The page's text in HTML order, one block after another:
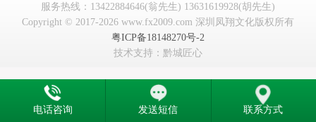
服务热线：13422884646(翁先生) 13631619928(胡先生)
Copyright © 2017-2026 www.fx2009.com 深圳凤翔文化版权所有
粤ICP备18148270号-2
技术支持：黔城匠心
电话咨询 发送短信 联系方式